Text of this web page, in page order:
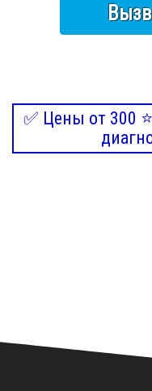
✅ Цены от 300